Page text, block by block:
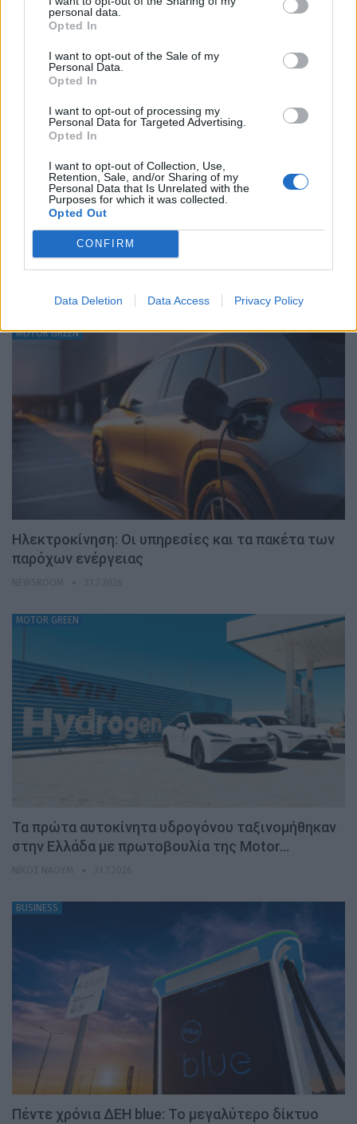
personal data.
Opted In
I want to opt-out of the Sale of my
Personal Data.
Opted In
I want to opt-out of processing my
Personal Data for Targeted Advertising.
Opted In
I want to opt-out of Collection, Use,
Retention, Sale, and/or Sharing of my
Personal Data that Is Unrelated with the
Purposes for which it was collected.
Opted Out
CONFIRM
Data Deletion Data Access Privacy Policy
Skoda: Ξεκίνησε η παραγωγή του νέου Peaq –
Δείτε Video από τη γραμμή…
ΝΊΚΟΣ ΝΑΟΎΜ 6.8.2026
MOTOR GREEN
MOTOR GREEN
Ηλεκτροκίνηση: Οι υπηρεσίες και τα πακέτα των
παρόχων ενέργειας
MOTOR GREEN
Τα πρώτα αυτοκίνητα υδρογόνου ταξινομήθηκαν
στην Ελλάδα με πρωτοβουλία της Motor…
BUSINESS
Πέντε χρόνια ΔΕΗ blue: Το μεγαλύτερο δίκτυο